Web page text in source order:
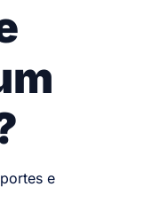
e